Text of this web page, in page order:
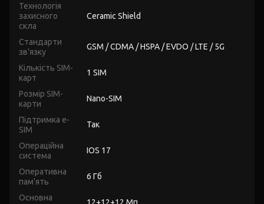
Технологія
захисного
скла
Ceramic Shield
Стандарти
зв'язку
GSM / CDMA / HSPA / EVDO / LTE / 5G
Кількість SIM-
карт
1 SIM
Розмір SIM-
карти
Nano-SIM
Підтримка e-
SIM
Так
Операційна
система
IOS 17
Оперативна
пам'ять
6 Гб
Основна
12+12+12 Мп